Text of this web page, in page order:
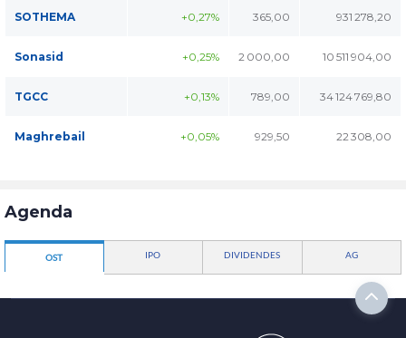
SOTHEMA +0,27% 365,00 931 278,20
Sonasid +0,25% 2 000,00 10 511 904,00
TGCC +0,13% 789,00 34 124 769,80
Maghrebail +0,05% 929,50 22 308,00
Agenda
OST IPO DIVIDENDES AG